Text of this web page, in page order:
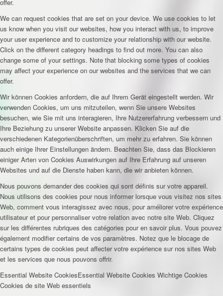
offer.
We can request cookies that are set on your device. We use cookies to let
us know when you visit our websites, how you interact with us, to improve
your user experience and to customize your relationship with our website.
Click on the different category headings to find out more. You can also
change some of your settings. Note that blocking some types of cookies
may affect your experience on our websites and the services that we can
offer.
Wir können Cookies anfordern, die auf Ihrem Gerät eingestellt werden. Wir
verwenden Cookies, um uns mitzuteilen, wenn Sie unsere Websites
besuchen, wie Sie mit uns interagieren, Ihre Nutzererfahrung verbessern und
Ihre Beziehung zu unserer Website anpassen. Klicken Sie auf die
verschiedenen Kategorienüberschriften, um mehr zu erfahren. Sie können
auch einige Ihrer Einstellungen ändern. Beachten Sie, dass das Blockieren
einiger Arten von Cookies Auswirkungen auf Ihre Erfahrung auf unseren
Websites und auf die Dienste haben kann, die wir anbieten können.
Nous pouvons demander des cookies qui sont définis sur votre appareil.
Nous utilisons des cookies pour nous informer lorsque vous visitez nos sites
Web, comment vous interagissez avec nous, pour améliorer votre expérience
utilisateur et pour personnaliser votre relation avec notre site Web. Cliquez
sur les différentes rubriques des catégories pour en savoir plus. Vous pouvez
également modifier certains de vos paramètres. Notez que le blocage de
certains types de cookies peut affecter votre expérience sur nos sites Web
et les services que nous pouvons offrir.
Essential Website CookiesEssential Website Cookies Wichtige Cookies
Cookies de site Web essentiels